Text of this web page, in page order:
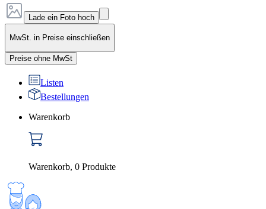
Lade ein Foto hoch
MwSt. in Preise einschließen
Preise ohne MwSt
Listen
Bestellungen
Warenkorb
Warenkorb, 0 Produkte